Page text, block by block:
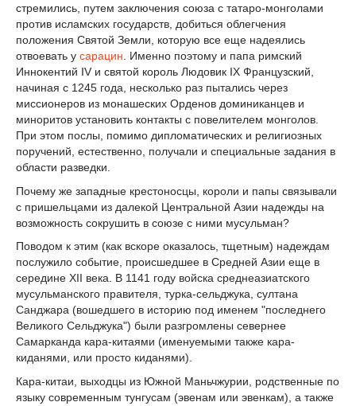
стремились, путем заключения союза с татаро-монголами
против исламских государств, добиться облегчения
положения Святой Земли, которую все еще надеялись
отвоевать у сарацин . Именно поэтому и папа римский
Иннокентий IV и святой король Людовик IX Французский,
начиная с 1245 года, несколько раз пытались через
миссионеров из монашеских Орденов доминиканцев и
миноритов установить контакты с повелителем монголов.
При этом послы, помимо дипломатических и религиозных
поручений, естественно, получали и специальные задания в
области разведки.
Почему же западные крестоносцы, короли и папы связывали
с пришельцами из далекой Центральной Азии надежды на
возможность сокрушить в союзе с ними мусульман?
Поводом к этим (как вскоре оказалось, тщетным) надеждам
послужило событие, происшедшее в Средней Азии еще в
середине XII века. В 1141 году войска среднеазиатского
мусульманского правителя, турка-сельджука, султана
Санджара (вошедшего в историю под именем "последнего
Великого Сельджука") были разгромлены севернее
Самарканда кара-китаями (именуемыми также кара-
киданями, или просто киданями).
Кара-китаи, выходцы из Южной Маньчжурии, родственные по
языку современным тунгусам (эвенам или эвенкам), а также